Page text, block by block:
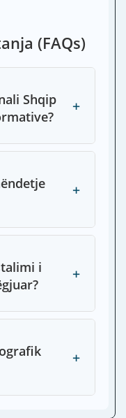
(FAQs)
Shqip
+
+
i
+
+